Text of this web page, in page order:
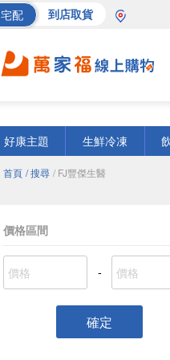
宅配 到店取貨
好康主題
生鮮冷凍
首頁 / 搜尋 / FJ豐傑生醫
價格區間
-
確定